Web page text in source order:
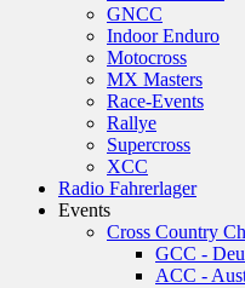
GNCC
Indoor Enduro
Motocross
MX Masters
Race-Events
Rallye
Supercross
XCC
Radio Fahrerlager
Events
Cross Country
GCC -
ACC -